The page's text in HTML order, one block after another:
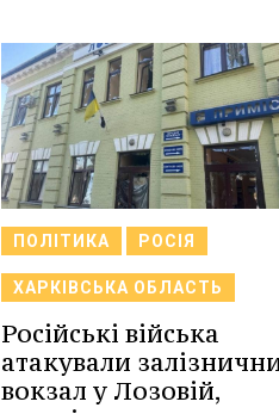
ПОЛІТИКА РОСІЯ
ХАРКІВСЬКА ОБЛАСТЬ
Російські війська
атакували
вокзал у Лозовій,